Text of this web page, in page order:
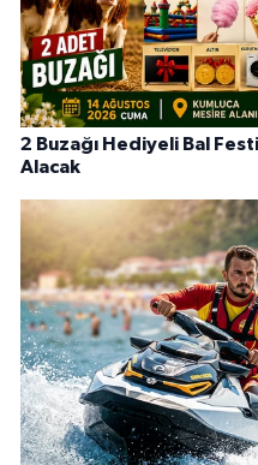
2 Buzağı Hediyeli Bal
Alacak